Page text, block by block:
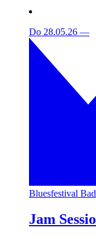
Do 28.05.26 —
Bluesfestival
Jam